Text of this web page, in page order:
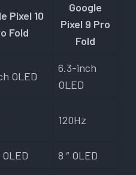
Pixel 10
Fold
Google
Pixel 9 Pro
Fold
OLED
6.3-inch
OLED
120Hz
8 ″ OLED